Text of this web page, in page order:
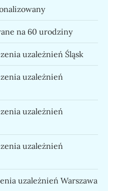
na 60 urodziny
uzależnień Śląsk
uzależnień
uzależnień
uzależnień
uzależnień Warszawa